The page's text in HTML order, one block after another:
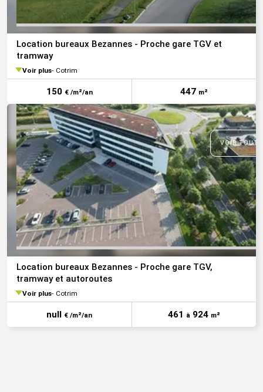
Location bureaux Bezannes - Proche gare TGV et
tramway
Voir plus Cotrim
150 € /m²/an 447 m²
VOIR
Location bureaux Bezannes - Proche gare TGV,
tramway et autoroutes
Voir plus Cotrim
null € /m²/an 461 à 924 m²